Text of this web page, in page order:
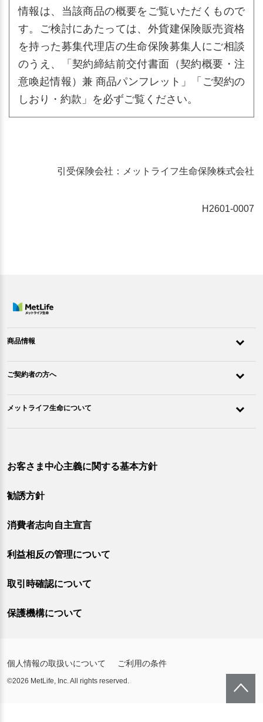
情報は、当該商品の概要をご覧いただくもので
す。ご検討にあたっては、外貨建保険販売資格
を持った募集代理店の生命保険募集人にご相談
のうえ、「契約締結前交付書面（契約概要・注
意喚起情報）兼 商品パンフレット」「ご契約の
しおり・約款」を必ずご覧ください。
引受保険会社：メットライフ生命保険株式会社
H2601-0007
商品情報
ご契約者の方へ
メットライフ生命について
お客さま中心主義に関する基本方針
勧誘方針
消費者志向自主宣言
利益相反の管理について
取引時確認について
保護機構について
個人情報の取扱いについて ご利用の条件
©2026 MetLife, Inc. All rights reserved.